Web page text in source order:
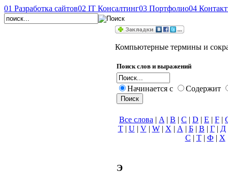
01 Разработка сайтов02 IT Консалтинг03 Портфолио04
Компьютерные термины и
Поиск слов и выражений
Начинается с Содержит
Все слова | A | B | C | D | E | F |
T| U| V| W| X | А | Б| В | Г| Д
С | Т| Ф | Х
Э